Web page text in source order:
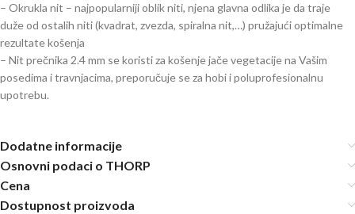
– Okrukla nit – najpopularniji oblik niti, njena glavna odlika je da traje
duže od ostalih niti (kvadrat, zvezda, spiralna nit,…) pružajući optimalne
rezultate košenja
– Nit prečnika 2.4 mm se koristi za košenje jače vegetacije na Vašim
posedima i travnjacima, preporučuje se za hobi i poluprofesionalnu
upotrebu.
Dodatne informacije
Osnovni podaci o THORP
Cena
Dostupnost proizvoda